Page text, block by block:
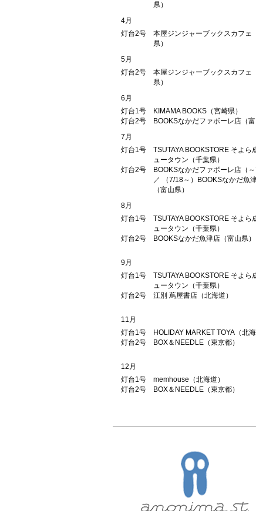
県）
4月
灯台2号
本屋ジンジャーブックスカフェ
県）
5月
灯台2号
本屋ジンジャーブックスカフェ
県）
6月
灯台1号
KIMAMA BOOKS（宮崎県）
灯台2号
BOOKSなかだファボーレ店（富
7月
灯台1号
TSUTAYA BOOKSTORE そよら
ュータウン（千葉県）
灯台2号
BOOKSなかだファボーレ店（～
／ （7/18～）BOOKSなかだ魚
（富山県）
8月
灯台1号
TSUTAYA BOOKSTORE そよら
ュータウン（千葉県）
灯台2号
BOOKSなかだ魚津店（富山県）
9月
灯台1号
TSUTAYA BOOKSTORE そよら
ュータウン（千葉県）
灯台2号
江別 蔦屋書店（北海道）
11月
灯台1号
HOLIDAY MARKET TOYA（北海
灯台2号
BOX＆NEEDLE（東京都）
12月
灯台1号
memhouse（北海道）
灯台2号
BOX＆NEEDLE（東京都）